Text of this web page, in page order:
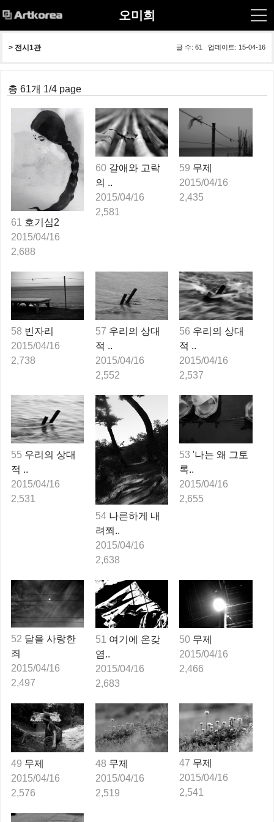
오미희
글 수: 61 업데이트: 15-04-16
> 전시1관
총 61개 1/4 page
61
호기심2
2015/04/16
2,688
60 갈애와 고락
의 ..
2015/04/16
2,581
59 무제
2015/04/16
2,435
58 빈자리
2015/04/16
2,738
57 우리의 상대
적 ..
2015/04/16
2,552
56 우리의 상대
적 ..
2015/04/16
2,537
55 우리의 상대
적 ..
2015/04/16
2,531
54 나른하게 내
려쬐..
2015/04/16
2,638
53 '나는 왜 그토
록..
2015/04/16
2,655
52 달을 사랑한
죄
2015/04/16
2,497
51 여기에 온갖
염..
2015/04/16
2,683
50 무제
2015/04/16
2,466
49 무제
2015/04/16
2,576
48 무제
2015/04/16
2,519
47 무제
2015/04/16
2,541